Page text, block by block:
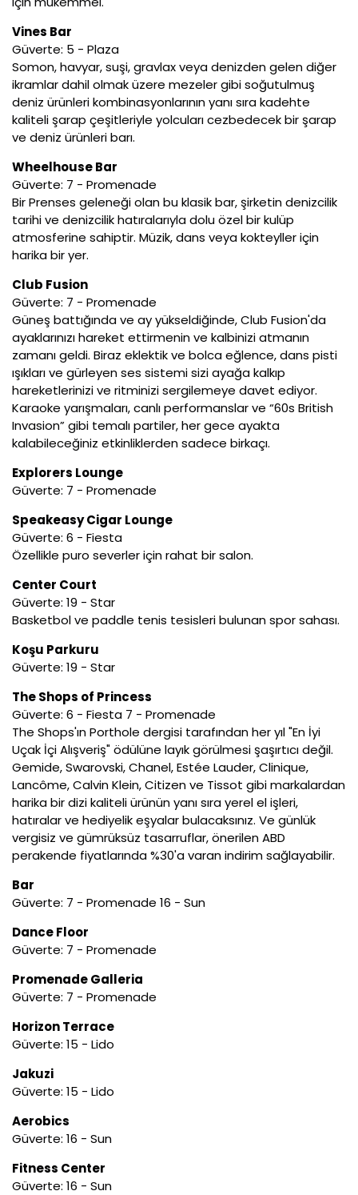
Vines Bar
Güverte: 5 - Plaza
Somon, havyar, suşi, gravlax veya denizden gelen diğer
ikramlar dahil olmak üzere mezeler gibi soğutulmuş
deniz ürünleri kombinasyonlarının yanı sıra kadehte
kaliteli şarap çeşitleriyle yolcuları cezbedecek bir şarap
ve deniz ürünleri barı.
Wheelhouse Bar
Güverte: 7 - Promenade
Bir Prenses geleneği olan bu klasik bar, şirketin denizcilik
tarihi ve denizcilik hatıralarıyla dolu özel bir kulüp
atmosferine sahiptir. Müzik, dans veya kokteyller için
harika bir yer.
Club Fusion
Güverte: 7 - Promenade
Güneş battığında ve ay yükseldiğinde, Club Fusion'da
ayaklarınızı hareket ettirmenin ve kalbinizi atmanın
zamanı geldi. Biraz eklektik ve bolca eğlence, dans pisti
ışıkları ve gürleyen ses sistemi sizi ayağa kalkıp
hareketlerinizi ve ritminizi sergilemeye davet ediyor.
Karaoke yarışmaları, canlı performanslar ve “60s British
Invasion” gibi temalı partiler, her gece ayakta
kalabileceğiniz etkinliklerden sadece birkaçı.
Explorers Lounge
Güverte: 7 - Promenade
Speakeasy Cigar Lounge
Güverte: 6 - Fiesta
Özellikle puro severler için rahat bir salon.
Center Court
Güverte: 19 - Star
Basketbol ve paddle tenis tesisleri bulunan spor sahası.
Koşu Parkuru
Güverte: 19 - Star
The Shops of Princess
Güverte: 6 - Fiesta 7 - Promenade
The Shops'ın Porthole dergisi tarafından her yıl "En İyi
Uçak İçi Alışveriş" ödülüne layık görülmesi şaşırtıcı değil.
Gemide, Swarovski, Chanel, Estée Lauder, Clinique,
Lancôme, Calvin Klein, Citizen ve Tissot gibi markalardan
harika bir dizi kaliteli ürünün yanı sıra yerel el işleri,
hatıralar ve hediyelik eşyalar bulacaksınız. Ve günlük
vergisiz ve gümrüksüz tasarruflar, önerilen ABD
perakende fiyatlarında %30'a varan indirim sağlayabilir.
Bar
Güverte: 7 - Promenade 16 - Sun
Dance Floor
Güverte: 7 - Promenade
Promenade Galleria
Güverte: 7 - Promenade
Horizon Terrace
Güverte: 15 - Lido
Jakuzi
Güverte: 15 - Lido
Aerobics
Güverte: 16 - Sun
Fitness Center
Güverte: 16 - Sun